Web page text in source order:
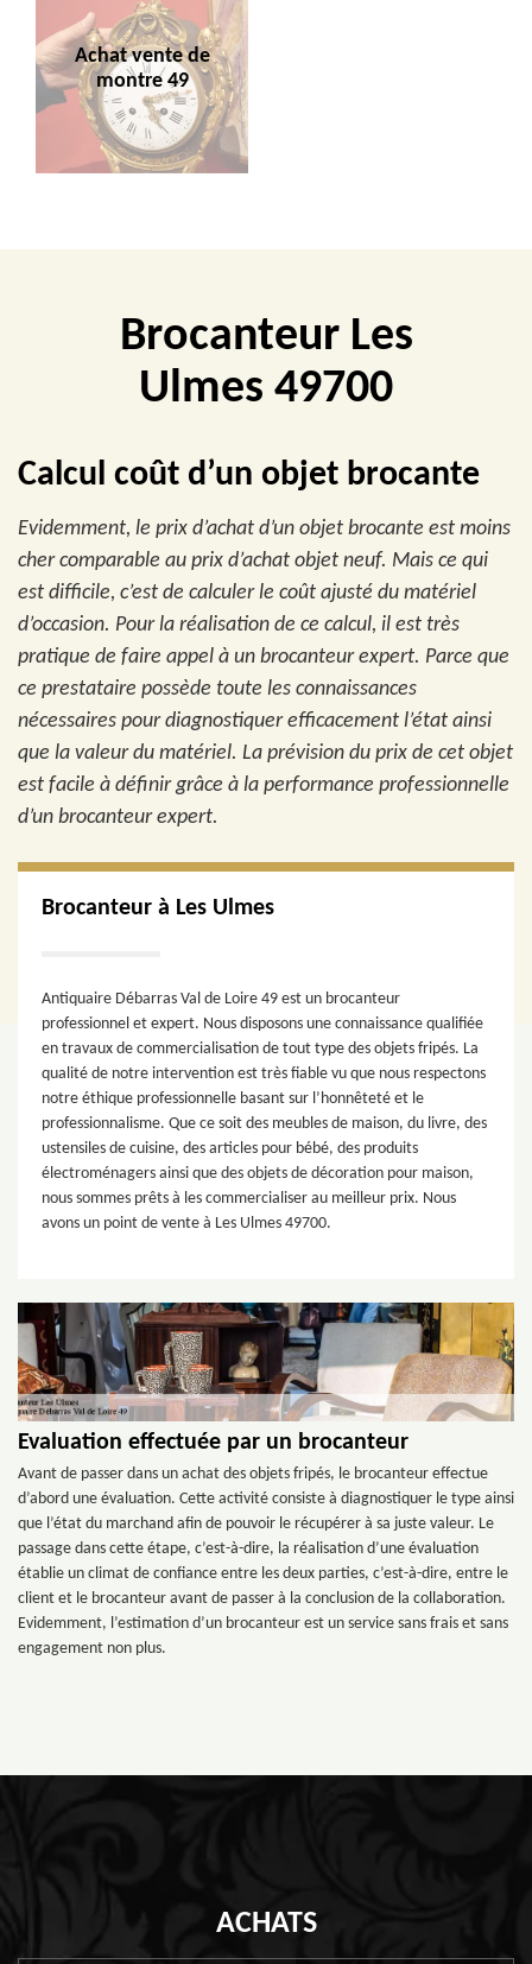
Achat vente de
montre 49
Brocanteur Les
Ulmes 49700
Calcul coût d’un objet brocante
Evidemment, le prix d’achat d’un objet brocante est moins
cher comparable au prix d’achat objet neuf. Mais ce qui
est difficile, c’est de calculer le coût ajusté du matériel
d’occasion. Pour la réalisation de ce calcul, il est très
pratique de faire appel à un brocanteur expert. Parce que
ce prestataire possède toute les connaissances
nécessaires pour diagnostiquer efficacement l’état ainsi
que la valeur du matériel. La prévision du prix de cet objet
est facile à définir grâce à la performance professionnelle
d’un brocanteur expert.
Brocanteur à Les Ulmes
Antiquaire Débarras Val de Loire 49 est un brocanteur
professionnel et expert. Nous disposons une connaissance qualifiée
en travaux de commercialisation de tout type des objets fripés. La
qualité de notre intervention est très fiable vu que nous respectons
notre éthique professionnelle basant sur l’honnêteté et le
professionnalisme. Que ce soit des meubles de maison, du livre, des
ustensiles de cuisine, des articles pour bébé, des produits
électroménagers ainsi que des objets de décoration pour maison,
nous sommes prêts à les commercialiser au meilleur prix. Nous
avons un point de vente à Les Ulmes 49700.
Evaluation effectuée par un brocanteur
Avant de passer dans un achat des objets fripés, le brocanteur effectue
d’abord une évaluation. Cette activité consiste à diagnostiquer le type ainsi
que l’état du marchand afin de pouvoir le récupérer à sa juste valeur. Le
passage dans cette étape, c’est-à-dire, la réalisation d’une évaluation
établie un climat de confiance entre les deux parties, c’est-à-dire, entre le
client et le brocanteur avant de passer à la conclusion de la collaboration.
Evidemment, l’estimation d’un brocanteur est un service sans frais et sans
engagement non plus.
ACHATS